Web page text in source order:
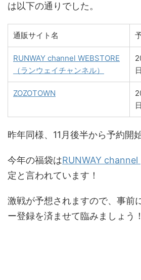
は以下の通りでした。
通販サイト名
RUNWAY channel WEBSTORE
（ランウェイチャンネル）
ZOZOTOWN
昨年同様、11月後半から予約開
今年の福袋はRUNWAY channel
定と言われています！
激戦が予想されますので、事前
ー登録を済ませて臨みましょう！